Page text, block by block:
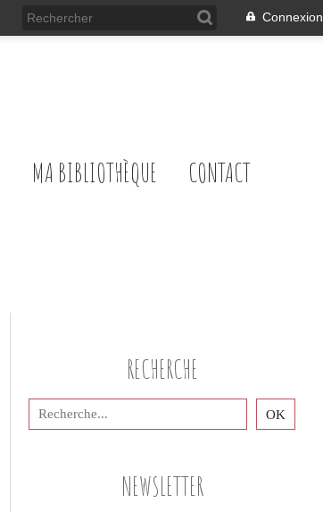
Connexion
MA BIBLIOTHÈQUE CONTACT
NEWSLETTER
RECHERCHE